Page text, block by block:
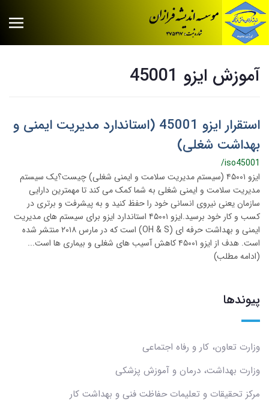
آموزش ایزو 45001
استقرار ایزو 45001 (استاندارد مدیریت ایمنی و
بهداشت شغلی)
/iso45001
ایزو ۴۵۰۰۱ (سیستم مدیریت سلامت و ایمنی شغلی) چیست؟یک سیستم
مدیریت سلامت و ایمنی شغلی به شما کمک می کند تا مهمترین دارایی
سازمان یعنی نیروی انسانی خود را حفظ کنید و به پیشرفت و برتری در
کسب و کار خود برسید.ایزو ۴۵۰۰۱ استاندارد ایزو برای سیستم های مدیریت
ایمنی و بهداشت حرفه ای (OH & S) است که در مارس ۲۰۱۸ منتشر شده
است. هدف از ایزو ۴۵۰۰۱ کاهش آسیب های شغلی و بیماری ها است...
(ادامه مطلب)
پیوندها
وزارت تعاون، کار و رفاه اجتماعی
وزارت بهداشت، درمان و آموزش پزشکی
مرکز تحقیقات و تعلیمات حفاظت فنی و بهداشت کار